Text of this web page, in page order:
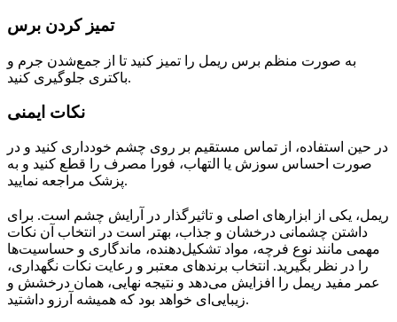
تمیز کردن برس
به صورت منظم برس ریمل را تمیز کنید تا از جمع‌شدن جرم و
باکتری جلوگیری کنید.
نکات ایمنی
در حین استفاده، از تماس مستقیم بر روی چشم خودداری کنید و در
صورت احساس سوزش یا التهاب، فورا مصرف را قطع کنید و به
پزشک مراجعه نمایید.
ریمل، یکی از ابزارهای اصلی و تاثیرگذار در آرایش چشم است. برای
داشتن چشمانی درخشان و جذاب، بهتر است در انتخاب آن نکات
مهمی مانند نوع فرچه، مواد تشکیل‌دهنده، ماندگاری و حساسیت‌ها
را در نظر بگیرید. انتخاب برندهای معتبر و رعایت نکات نگهداری،
عمر مفید ریمل را افزایش می‌دهد و نتیجه نهایی، همان درخشش و
زیبایی‌ای خواهد بود که همیشه آرزو داشتید.